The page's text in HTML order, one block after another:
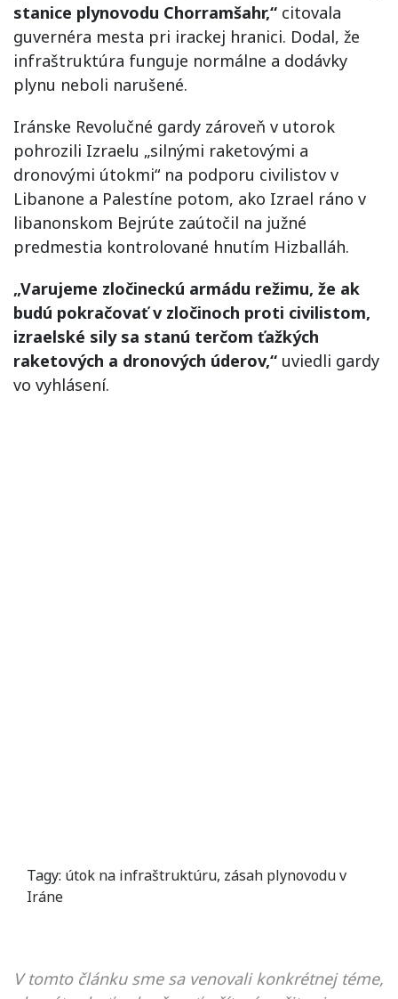
stanice plynovodu Chorramšahr,“ citovala
guvernéra mesta pri irackej hranici. Dodal, že
infraštruktúra funguje normálne a dodávky
plynu neboli narušené.
Iránske Revolučné gardy zároveň v utorok
pohrozili Izraelu „silnými raketovými a
dronovými útokmi“ na podporu civilistov v
Libanone a Palestíne potom, ako Izrael ráno v
libanonskom Bejrúte zaútočil na južné
predmestia kontrolované hnutím Hizballáh.
„Varujeme zločineckú armádu režimu, že ak
budú pokračovať v zločinoch proti civilistom,
izraelské sily sa stanú terčom ťažkých
raketových a dronových úderov,“ uviedli gardy
vo vyhlásení.
Tagy: útok na infraštruktúru, zásah plynovodu v
Iráne
V tomto článku sme sa venovali konkrétnej téme,